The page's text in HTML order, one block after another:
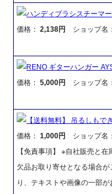
ハンディブラシスチー
価格：2,138円 ショップ名
RENO ギターハンガー
価格：5,000円 ショップ名
【送料無料】 吊るしも
価格：1,000円
ショップ名
【免責事項】 ※自社販売と
欠品お取り寄せとなる場合
り、テキストや画像の一部